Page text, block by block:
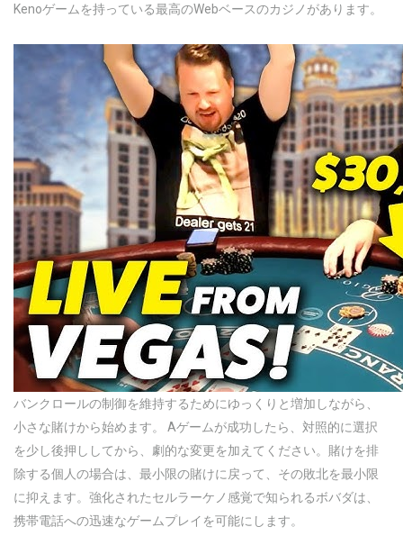
Kenoゲームを持っている最高のWebベースのカジノがあります。
バンクロールの制御を維持するためにゆっくりと増加しながら、
小さな賭けから始めます。 Aゲームが成功したら、対照的に選択
を少し後押ししてから、劇的な変更を加えてください。賭けを排
除する個人の場合は、最小限の賭けに戻って、その敗北を最小限
に抑えます。強化されたセルラーケノ感覚で知られるボバダは、
携帯電話への迅速なゲームプレイを可能にします。